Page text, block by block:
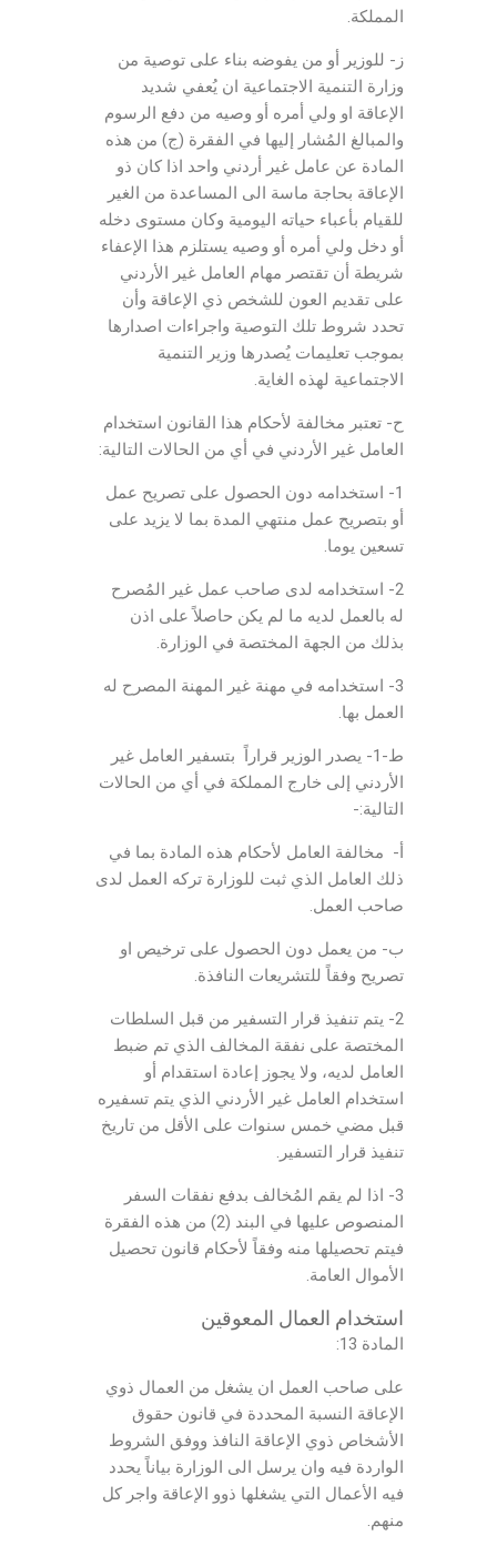
المملكة.
ز- للوزير أو من يفوضه بناء على توصية من
وزارة التنمية الاجتماعية ان يُعفي شديد
الإعاقة او ولي أمره أو وصيه من دفع الرسوم
والمبالغ المُشار إليها في الفقرة (ج) من هذه
المادة عن عامل غير أردني واحد اذا كان ذو
الإعاقة بحاجة ماسة الى المساعدة من الغير
للقيام بأعباء حياته اليومية وكان مستوى دخله
أو دخل ولي أمره أو وصيه يستلزم هذا الإعفاء
شريطة أن تقتصر مهام العامل غير الأردني
على تقديم العون للشخص ذي الإعاقة وأن
تحدد شروط تلك التوصية واجراءات اصدارها
بموجب تعليمات يُصدرها وزير التنمية
الاجتماعية لهذه الغاية.
ح- تعتبر مخالفة لأحكام هذا القانون استخدام
العامل غير الأردني في أي من الحالات التالية:
1- استخدامه دون الحصول على تصريح عمل
أو بتصريح عمل منتهي المدة بما لا يزيد على
تسعين يوما.
2- استخدامه لدى صاحب عمل غير المُصرح
له بالعمل لديه ما لم يكن حاصلاً على اذن
بذلك من الجهة المختصة في الوزارة.
3- استخدامه في مهنة غير المهنة المصرح له
العمل بها.
ط-1- يصدر الوزير قراراً بتسفير العامل غير
الأردني إلى خارج المملكة في أي من الحالات
التالية:-
أ- مخالفة العامل لأحكام هذه المادة بما في
ذلك العامل الذي ثبت للوزارة تركه العمل لدى
صاحب العمل.
ب- من يعمل دون الحصول على ترخيص او
تصريح وفقاً للتشريعات النافذة.
2- يتم تنفيذ قرار التسفير من قبل السلطات
المختصة على نفقة المخالف الذي تم ضبط
العامل لديه، ولا يجوز إعادة استقدام أو
استخدام العامل غير الأردني الذي يتم تسفيره
قبل مضي خمس سنوات على الأقل من تاريخ
تنفيذ قرار التسفير.
3- اذا لم يقم المُخالف بدفع نفقات السفر
المنصوص عليها في البند (2) من هذه الفقرة
فيتم تحصيلها منه وفقاً لأحكام قانون تحصيل
الأموال العامة.
استخدام العمال المعوقين
المادة 13:
على صاحب العمل ان يشغل من العمال ذوي
الإعاقة النسبة المحددة في قانون حقوق
الأشخاص ذوي الإعاقة النافذ ووفق الشروط
الواردة فيه وان يرسل الى الوزارة بياناً يحدد
فيه الأعمال التي يشغلها ذوو الإعاقة واجر كل
منهم.